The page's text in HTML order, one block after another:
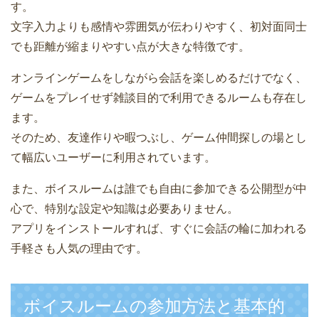
す。
文字入力よりも感情や雰囲気が伝わりやすく、初対面同士
でも距離が縮まりやすい点が大きな特徴です。
オンラインゲームをしながら会話を楽しめるだけでなく、
ゲームをプレイせず雑談目的で利用できるルームも存在し
ます。
そのため、友達作りや暇つぶし、ゲーム仲間探しの場とし
て幅広いユーザーに利用されています。
また、ボイスルームは誰でも自由に参加できる公開型が中
心で、特別な設定や知識は必要ありません。
アプリをインストールすれば、すぐに会話の輪に加われる
手軽さも人気の理由です。
ボイスルームの参加方法と基本的